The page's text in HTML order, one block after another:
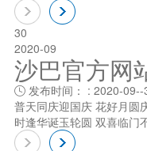
30
2020-09
沙巴官方网
发布时间： : 2020-09--
普天同庆迎国庆 花好月圆
时逢华诞玉轮圆 双喜临门